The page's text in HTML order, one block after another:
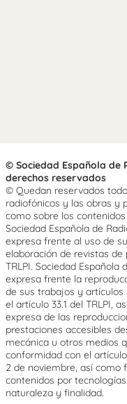
© Sociedad Española de
derechos reservados
© Quedan reservados
radiofónicos y las obras y
como sobre los
Sociedad Española de
expresa frente al uso de
elaboración de revistas de
TRLPI. Sociedad
expresa frente la
de sus trabajos y
el artículo 33.1 del TRLPI,
expresa de las
prestaciones accesibles
mecánica u otros medios
conformidad con el
2 de noviembre, así como
contenidos por
naturaleza y finalidad.